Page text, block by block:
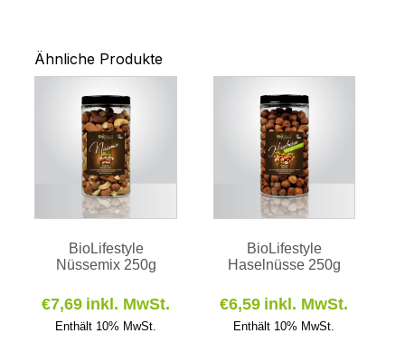
Ähnliche Produkte
BioLifestyle
Nüssemix 250g
€7,69 inkl. MwSt.
Enthält 10% MwSt.
BioLifestyle
Haselnüsse 250g
€6,59 inkl. MwSt.
Enthält 10% MwSt.